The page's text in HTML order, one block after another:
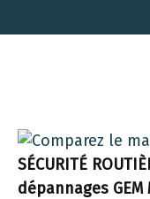
SÉCURITÉ
dépannages